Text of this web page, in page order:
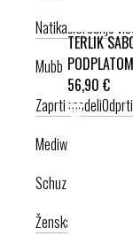
TERLIK
56,90 €
NatikačiSrednje
Mubb
Zaprti modeli
Mediwalk
Schuzz
Ženska kolekcija